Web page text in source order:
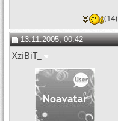
(14)
13.11.2005, 00:42
XziBiT_